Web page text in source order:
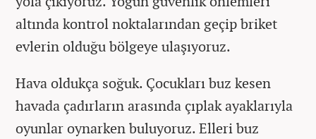
altında kontrol noktalarından geçip briket
evlerin olduğu bölgeye ulaşıyoruz.
Hava oldukça soğuk. Çocukları buz kesen
havada çadırların arasında çıplak ayaklarıyla
oyunlar oynarken buluyoruz. Elleri buz